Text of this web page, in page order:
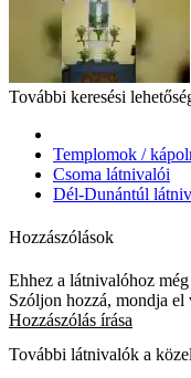
További keresési
Templomok /
Csoma látnivalói
Dél-Dunántúl
Hozzászólások
Ehhez a látnivalóhoz
Szóljon hozzá, mondja el
Hozzászólás írása
További látnivalók a